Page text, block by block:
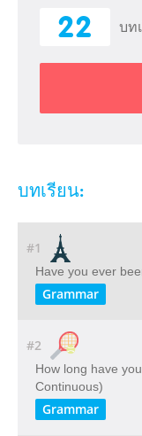
22 บท
บทเรียน:
#1
Have you ever
Grammar
#2
How long have
Continuous)
Grammar